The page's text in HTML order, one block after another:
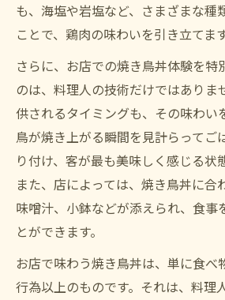
も、海塩や岩塩など、さまざまな種
ことで、鶏肉の味わいを引き立てます
さらに、お店での焼き鳥丼体験を特
のは、料理人の技術だけではありま
供されるタイミングも、その味わい
鳥が焼き上がる瞬間を見計らってご
り付け、客が最も美味しく感じる状
また、店によっては、焼き鳥丼に合
味噌汁、小鉢などが添えられ、食事
とができます。
お店で味わう焼き鳥丼は、単に食べ
行為以上のものです。それは、料理